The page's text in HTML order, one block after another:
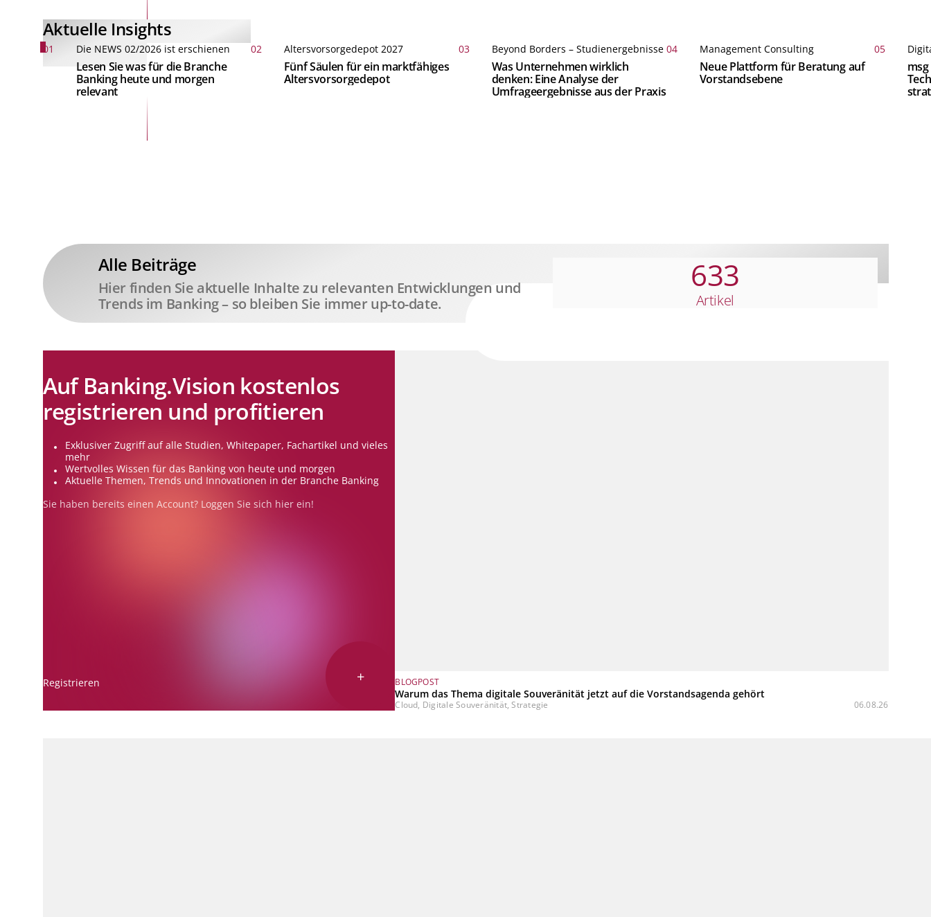
Aktuelle Insights
01 Die NEWS 02/2026 ist erschienen
Lesen Sie was für die Branche
Banking heute und morgen
relevant
02 Altersvorsorgedepot 2027
Fünf Säulen für ein marktfähiges
Altersvorsorgedepot
03 Beyond Borders – Studienergebnisse
Was Unternehmen wirklich
denken: Eine Analyse der
Umfrageergebnisse aus der Praxis
04 Management Consulting
Neue Plattform für Beratung auf
Vorstandsebene
05
Alle Beiträge
Hier finden Sie aktuelle Inhalte zu relevanten Entwicklungen und
Trends im Banking – so bleiben Sie immer up-to-date.
633
Artikel
BLOGPOST
Warum das Thema digitale Souveränität jetzt auf die Vorstandsagenda gehört
Cloud, Digitale Souveränität, Strategie 06.08.26
Auf Banking.Vision kostenlos
registrieren und profitieren
Exklusiver Zugriff auf alle Studien, Whitepaper, Fachartikel und vieles
mehr
Wertvolles Wissen für das Banking von heute und morgen
Aktuelle Themen, Trends und Innovationen in der Branche Banking
Sie haben bereits einen Account? Loggen Sie sich hierein!
Registrieren +